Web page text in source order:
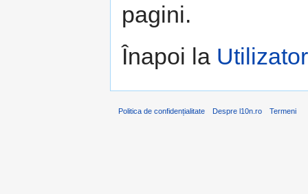
pagini.
Înapoi la
Politica de confidențialitate Despre l10n.ro Termeni